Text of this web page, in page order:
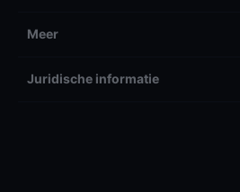
Meer
Juridische informatie